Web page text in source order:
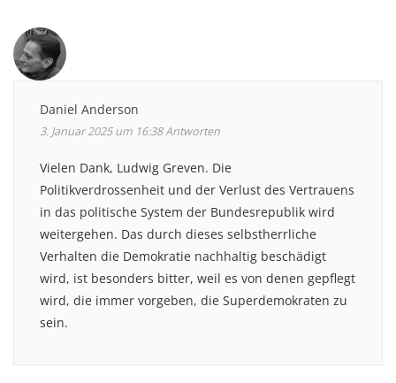
Daniel Anderson
3. Januar 2025 um 16:38Antworten
Vielen Dank, Ludwig Greven. Die
Politikverdrossenheit und der Verlust des Vertrauens
in das politische System der Bundesrepublik wird
weitergehen. Das durch dieses selbstherrliche
Verhalten die Demokratie nachhaltig beschädigt
wird, ist besonders bitter, weil es von denen gepflegt
wird, die immer vorgeben, die Superdemokraten zu
sein.